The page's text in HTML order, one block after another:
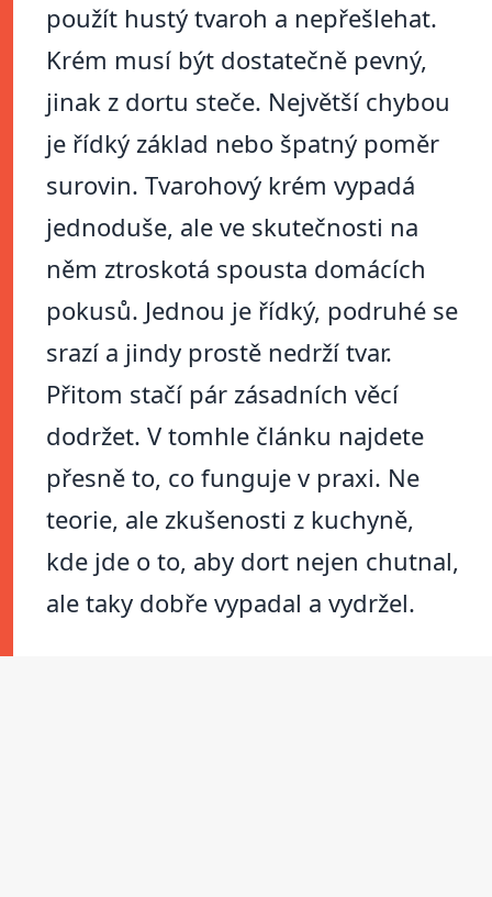
použít hustý tvaroh a nepřešlehat.
Krém musí být dostatečně pevný,
jinak z dortu steče. Největší chybou
je řídký základ nebo špatný poměr
surovin. Tvarohový krém vypadá
jednoduše, ale ve skutečnosti na
něm ztroskotá spousta domácích
pokusů. Jednou je řídký, podruhé se
srazí a jindy prostě nedrží tvar.
Přitom stačí pár zásadních věcí
dodržet. V tomhle článku najdete
přesně to, co funguje v praxi. Ne
teorie, ale zkušenosti z kuchyně,
kde jde o to, aby dort nejen chutnal,
ale taky dobře vypadal a vydržel.